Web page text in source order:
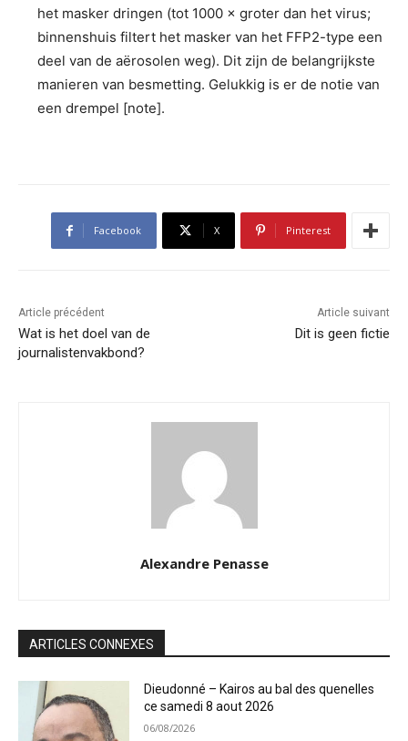
het masker dringen (tot 1000 × groter dan het virus;
binnenshuis filtert het masker van het FFP2-type een
deel van de aërosolen weg). Dit zijn de belangrijkste
manieren van besmetting. Gelukkig is er de notie van
een drempel [note].
Facebook X Pinterest
Article précédent
Wat is het doel van de
journalistenvakbond?
Article suivant
Dit is geen fictie
Alexandre Penasse
ARTICLES CONNEXES
Dieudonné – Kairos au bal des quenelles
ce samedi 8 aout 2026
06/08/2026